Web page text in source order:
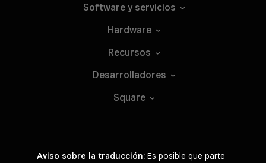
Software y servicios
Hardware
Recursos
Desarrolladores
Square
Aviso sobre la traducción: Es posible que parte